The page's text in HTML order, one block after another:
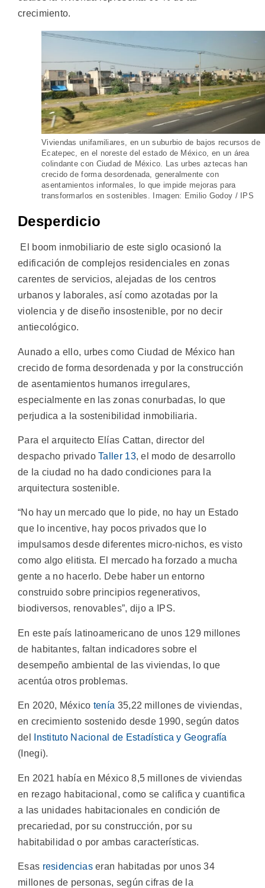
crecimiento.
Viviendas unifamiliares, en un suburbio de bajos recursos de
Ecatepec, en el noreste del estado de México, en un área
colindante con Ciudad de México. Las urbes aztecas han
crecido de forma desordenada, generalmente con
asentamientos informales, lo que impide mejoras para
transformarlos en sostenibles. Imagen: Emilio Godoy / IPS
Desperdicio
El boom inmobiliario de este siglo ocasionó la
edificación de complejos residenciales en zonas
carentes de servicios, alejadas de los centros
urbanos y laborales, así como azotadas por la
violencia y de diseño insostenible, por no decir
antiecológico.
Aunado a ello, urbes como Ciudad de México han
crecido de forma desordenada y por la construcción
de asentamientos humanos irregulares,
especialmente en las zonas conurbadas, lo que
perjudica a la sostenibilidad inmobiliaria.
Para el arquitecto Elías Cattan, director del
despacho privadoTaller 13, el modo de desarrollo
de la ciudad no ha dado condiciones para la
arquitectura sostenible.
“No hay un mercado que lo pide, no hay un Estado
que lo incentive, hay pocos privados que lo
impulsamos desde diferentes micro-nichos, es visto
como algo elitista. El mercado ha forzado a mucha
gente a no hacerlo. Debe haber un entorno
construido sobre principios regenerativos,
biodiversos, renovables”, dijo a IPS.
En este país latinoamericano de unos 129 millones
de habitantes, faltan indicadores sobre el
desempeño ambiental de las viviendas, lo que
acentúa otros problemas.
En 2020, México tenía 35,22 millones de viviendas,
en crecimiento sostenido desde 1990, según datos
del
Instituto Nacional de Estadística y Geografía
(Inegi).
En 2021 había en México 8,5 millones de viviendas
en rezago habitacional, como se califica y cuantifica
a las unidades habitacionales en condición de
precariedad, por su construcción, por su
habitabilidad o por ambas características.
Esas residenciaseran habitadas por unos 34
millones de personas, según cifras de la